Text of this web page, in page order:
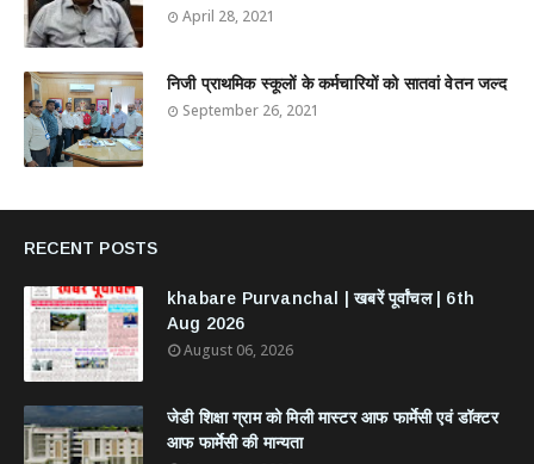
April 28, 2021
निजी प्राथमिक स्कूलों के कर्मचारियों को सातवां वेतन जल्द
September 26, 2021
RECENT POSTS
khabare Purvanchal | खबरें पूर्वांचल | 6th
Aug 2026
August 06, 2026
जेडी शिक्षा ग्राम को मिली मास्टर आफ फार्मेसी एवं डॉक्टर
आफ फार्मेसी की मान्यता